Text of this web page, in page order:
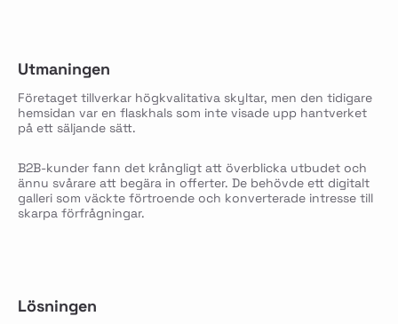
Utmaningen
Företaget tillverkar högkvalitativa skyltar, men den tidigare
hemsidan var en flaskhals som inte visade upp hantverket
på ett säljande sätt.
B2B-kunder fann det krångligt att överblicka utbudet och
ännu svårare att begära in offerter. De behövde ett digitalt
galleri som väckte förtroende och konverterade intresse till
skarpa förfrågningar.
Lösningen